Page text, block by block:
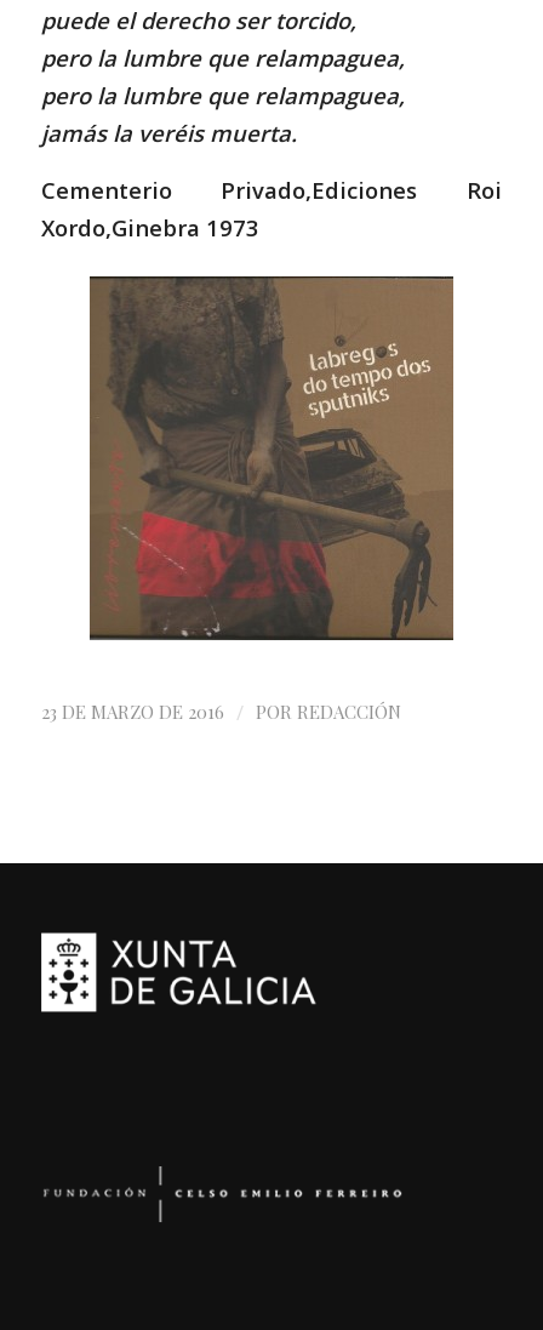
puede el derecho ser torcido,
pero la lumbre que relampaguea,
pero la lumbre que relampaguea,
jamás la veréis muerta.
Cementerio Privado,Ediciones Roi
Xordo,Ginebra 1973
23 DE MARZO DE 2016 / POR REDACCIÓN